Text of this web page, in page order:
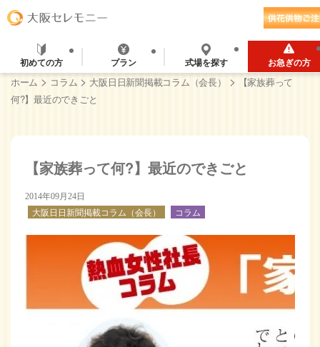
初めての方 プラン 式場を探す お急ぎの方
ホーム > コラム > 大阪日日新聞掲載コラム（会長） >
【家族葬って
何?】最近のできごと
【家族葬って何?】最近のできごと
2014年09月24日
大阪日日新聞掲載コラム（会長） コラム